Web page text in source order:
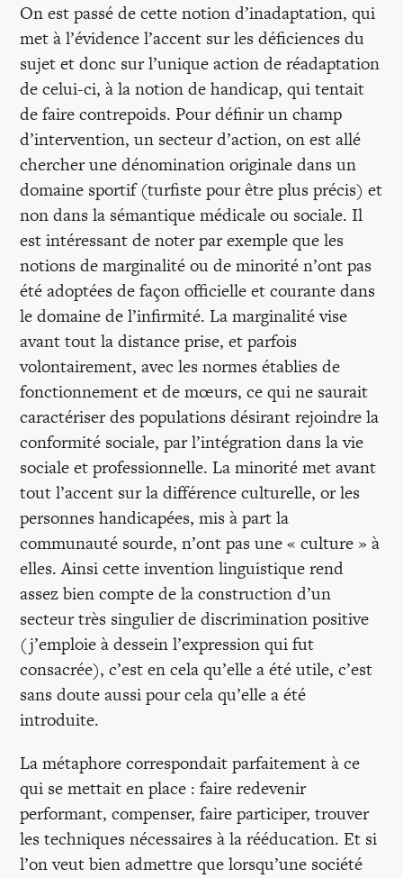
On est passé de cette notion d’inadaptation, qui
met à l’évidence l’accent sur les déficiences du
sujet et donc sur l’unique action de réadaptation
de celui-ci, à la notion de handicap, qui tentait
de faire contrepoids. Pour définir un champ
d’intervention, un secteur d’action, on est allé
chercher une dénomination originale dans un
domaine sportif (turfiste pour être plus précis) et
non dans la sémantique médicale ou sociale. Il
est intéressant de noter par exemple que les
notions de marginalité ou de minorité n’ont pas
été adoptées de façon officielle et courante dans
le domaine de l’infirmité. La marginalité vise
avant tout la distance prise, et parfois
volontairement, avec les normes établies de
fonctionnement et de mœurs, ce qui ne saurait
caractériser des populations désirant rejoindre la
conformité sociale, par l’intégration dans la vie
sociale et professionnelle. La minorité met avant
tout l’accent sur la différence culturelle, or les
personnes handicapées, mis à part la
communauté sourde, n’ont pas une « culture » à
elles. Ainsi cette invention linguistique rend
assez bien compte de la construction d’un
secteur très singulier de discrimination positive
(j’emploie à dessein l’expression qui fut
consacrée), c’est en cela qu’elle a été utile, c’est
sans doute aussi pour cela qu’elle a été
introduite.
La métaphore correspondait parfaitement à ce
qui se mettait en place : faire redevenir
performant, compenser, faire participer, trouver
les techniques nécessaires à la rééducation. Et si
l’on veut bien admettre que lorsqu’une société